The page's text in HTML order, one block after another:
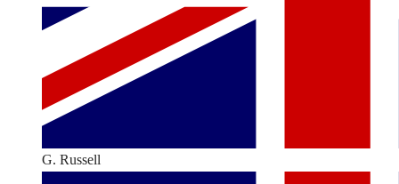
G. Russell